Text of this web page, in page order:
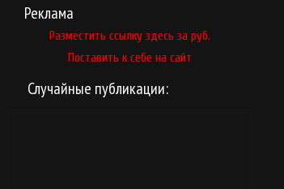
Реклама
Разместить ссылку здесь за руб.
Поставить к себе на сайт
Случайные публикации: